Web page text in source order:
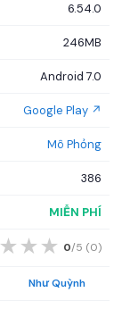
6.54.0
246MB
Android 7.0
Google Play ↗
Mô Phỏng
386
MIỄN PHÍ
★ ★ ★ 0/5 (0)
Như Quỳnh